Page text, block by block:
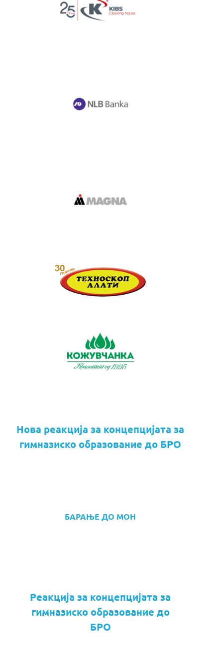
Нова реакција за концепцијата за
гимназиско образование до БРО
БАРАЊЕ ДО МОН
Реакција за концепцијата за
гимназиско образование до
БРО